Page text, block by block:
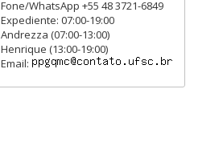
Fone/WhatsApp +55 48 3721-6849
Expediente: 07:00-19:00
Andrezza (07:00-13:00)
Henrique (13:00-19:00)
Email: